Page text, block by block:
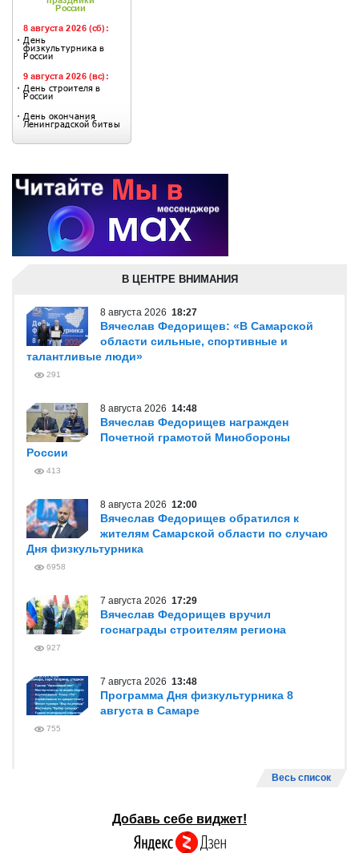
В ЦЕНТРЕ ВНИМАНИЯ
8 августа 2026 18:27
Вячеслав Федорищев: «В Самарской
области сильные, спортивные и
талантливые люди»
291
8 августа 2026 14:48
Вячеслав Федорищев награжден
Почетной грамотой Минобороны
России
413
8 августа 2026 12:00
Вячеслав Федорищев обратился к
жителям Самарской области по случаю
Дня физкультурника
6958
7 августа 2026 17:29
Вячеслав Федорищев вручил
госнаграды строителям региона
927
7 августа 2026 13:48
Программа Дня физкультурника 8
августа в Самаре
755
Весь список
Добавь себе виджет!